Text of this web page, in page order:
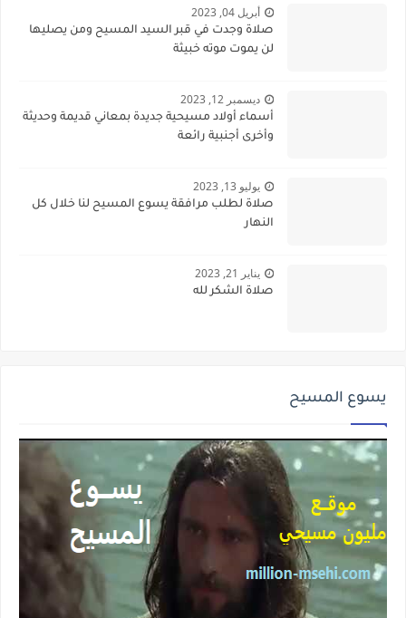
أبريل 04, 2023
صلاة وجدت في قبر السيد المسيح ومن يصليها
لن يموت موته خبيثة
ديسمبر 12, 2023
أسماء أولاد مسيحية جديدة بمعاني قديمة وحديثة
وأخرى أجنبية رائعة
يوليو 13, 2023
صلاة لطلب مرافقة يسوع المسيح لنا خلال كل
النهار
يناير 21, 2023
صلاة الشكر لله
يسوع المسيح